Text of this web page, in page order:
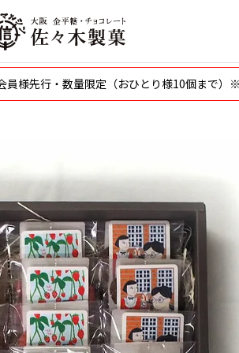
員様先行・数量限定（おひとり様10個まで